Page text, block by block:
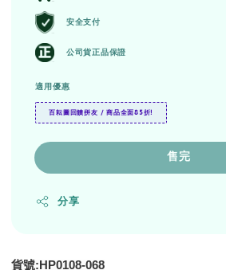
安全支付
公司貨正品保證
適用優惠
百耘圖回饋拼友 / 商品全面85折!
售完
分享
貨號:HP0108-068